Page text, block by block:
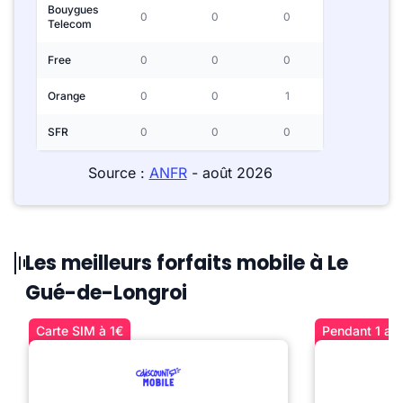
Bouygues
Telecom
0 0 0
Free 0 0 0
Orange 0 0 1
SFR 0 0 0
Source : ANFR- août 2026
Les meilleurs forfaits mobile à Le
Gué-de-Longroi
Carte SIM à 1€ Pendant 1